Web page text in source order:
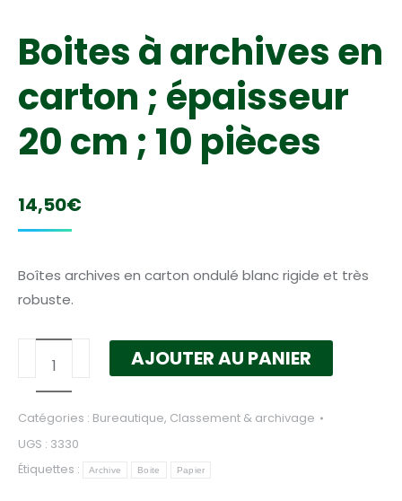
Boites à archives en
carton ; épaisseur
20 cm ; 10 pièces
14,50€
Boîtes archives en carton ondulé blanc rigide et très
robuste.
Boites
à
archives
en
AJOUTER AU PANIER
Catégories : Bureautique, Classement & archivage
UGS : 3330
Étiquettes :
Archive Boite Papier